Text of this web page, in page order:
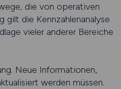
die von operativen
die Kennzahlenanalyse
vieler anderer Bereiche
Neue Informationen,
werden müssen.